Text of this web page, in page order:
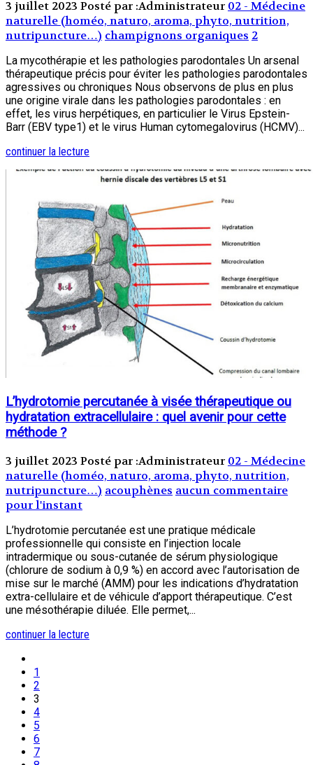
3 juillet 2023 Posté par :Administrateur 02 - Médecine
naturelle (homéo, naturo, aroma, phyto, nutrition,
nutripuncture…) champignons organiques 2
La mycothérapie et les pathologies parodontales Un arsenal
thérapeutique précis pour éviter les pathologies parodontales
agressives ou chroniques Nous observons de plus en plus
une origine virale dans les pathologies parodontales : en
effet, les virus herpétiques, en particulier le Virus Epstein-
Barr (EBV type1) et le virus Human cytomegalovirus (HCMV)...
continuer la lecture
L’hydrotomie percutanée à visée thérapeutique ou
hydratation extracellulaire : quel avenir pour cette
méthode ?
3 juillet 2023 Posté par :Administrateur 02 - Médecine
naturelle (homéo, naturo, aroma, phyto, nutrition,
nutripuncture…) acouphènes aucun commentaire
pour l'instant
L’hydrotomie percutanée est une pratique médicale
professionnelle qui consiste en l’injection locale
intradermique ou sous-cutanée de sérum physiologique
(chlorure de sodium à 0,9 %) en accord avec l’autorisation de
mise sur le marché (AMM) pour les indications d’hydratation
extra-cellulaire et de véhicule d’apport thérapeutique. C’est
une mésothérapie diluée. Elle permet,...
continuer la lecture
1
2
3
4
5
6
7